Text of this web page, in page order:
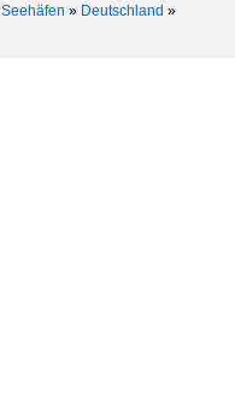
Seehäfen » Deutschland »